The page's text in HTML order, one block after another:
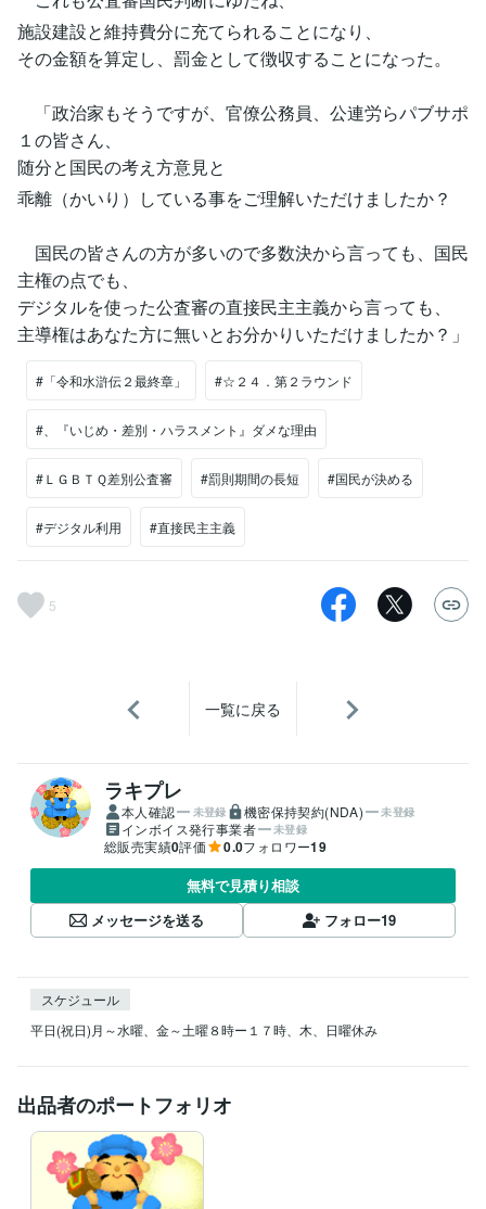
施設建設と維持費分に充てられることになり、
その金額を算定し、罰金として徴収することになった。
「政治家もそうですが、官僚公務員、公連労らパブサポ
１の皆さん、
随分と国民の考え方意見と
乖離（かいり）している事をご理解いただけましたか？
国民の皆さんの方が多いので多数決から言っても、国民
主権の点でも、
デジタルを使った公査審の直接民主主義から言っても、
主導権はあなた方に無いとお分かりいただけましたか？」
#「令和水滸伝２最終章」 #☆２４．第２ラウンド
#、『いじめ・差別・ハラスメント』ダメな理由
#ＬＧＢＴＱ差別公査審 #罰則期間の長短 #国民が決める
#デジタル利用 #直接民主主義
5
一覧に戻る
ラキプレ
本人確認 未登録 機密保持契約(NDA) 未登録
インボイス発行事業者 未登録
総販売実績0評価 0.0フォロワー19
無料で見積り相談
メッセージを送る
フォロー19
スケジュール
平日(祝日)月～水曜、金～土曜８時ー１７時、木、日曜休み
出品者のポートフォリオ